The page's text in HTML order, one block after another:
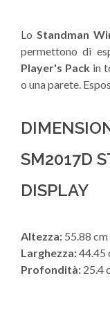
LoStandman
permettono di
Player's Pack in
o una parete.
SM2017D
DISPLAY
Altezza: 55.88
Larghezza:44.45
Profondità: 25.4